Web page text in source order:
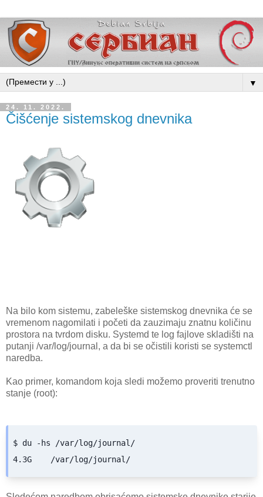
▼
24. 11. 2022.
Čišćenje sistemskog dnevnika
Na bilo kom sistemu, zabeleške sistemskog dnevnika će se
vremenom nagomilati i početi da zauzimaju znatnu količinu
prostora na tvrdom disku. Systemd te log fajlove skladišti na
putanji /var/log/journal, a da bi se očistili koristi se systemctl
naredba.
Kao primer, komandom koja sledi možemo proveriti trenutno
stanje (root):
$ du -hs /var/log/journal/
4.3G	/var/log/journal/